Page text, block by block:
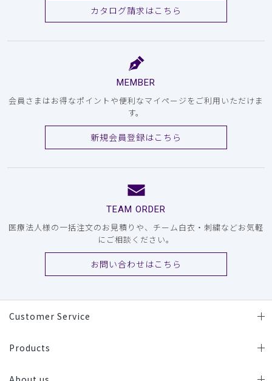
カタログ請求はこちら
MEMBER
会員さまはお得なポイントや便利なマイページをご利用いただけま
す。
新規会員登録はこちら
TEAM ORDER
医療法人様の一括注文のお見積りや、チーム白衣・刺繍などお気軽
にご相談ください。
お問い合わせはこちら
Customer Service
Products